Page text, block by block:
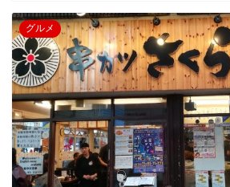
グルメ